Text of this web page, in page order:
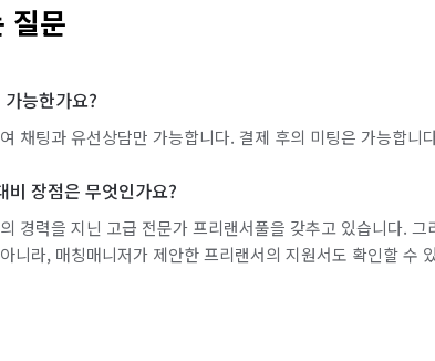
질문
능한가요?
채팅과 유선상담만 가능합니다. 결제 후의 미팅은 가능합니
비 장점은 무엇인가요?
경력을 지닌 고급 전문가 프리랜서풀을 갖추고 있습니다. 그
니라, 매칭매니저가 제안한 프리랜서의 지원서도 확인할 수